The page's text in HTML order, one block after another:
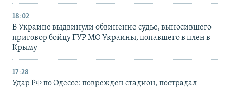
18:02
В Украине выдвинули обвинение судье, выносившего
приговор бойцу ГУР МО Украины, попавшего в плен в
Крыму
17:28
Удар РФ по Одессе: поврежден стадион, пострадал